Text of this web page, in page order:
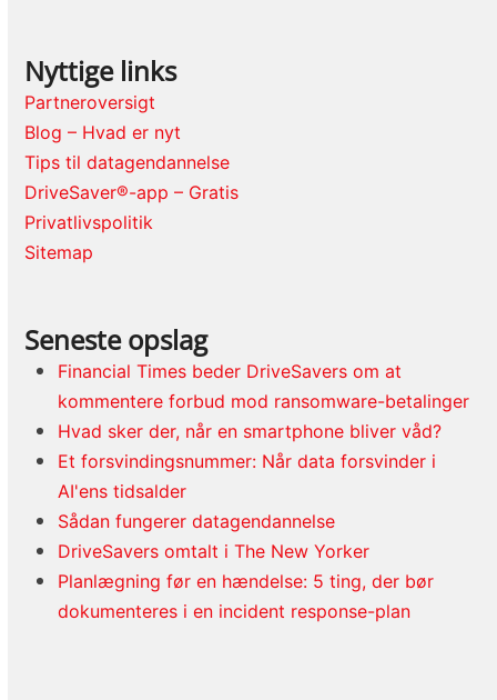
Nyttige links
Partneroversigt
Blog – Hvad er nyt
Tips til datagendannelse
DriveSaver®-app – Gratis
Privatlivspolitik
Sitemap
Seneste opslag
Financial Times beder DriveSavers om at
kommentere forbud mod ransomware-betalinger
Hvad sker der, når en smartphone bliver våd?
Et forsvindingsnummer: Når data forsvinder i
AI'ens tidsalder
Sådan fungerer datagendannelse
DriveSavers omtalt i The New Yorker
Planlægning før en hændelse: 5 ting, der bør
dokumenteres i en incident response-plan